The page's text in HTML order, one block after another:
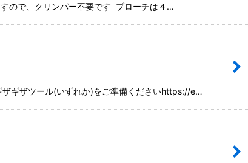
ので、クリンパー不要です ブローチは４…
ザツール(いずれか)をご準備くださいhttps://e…